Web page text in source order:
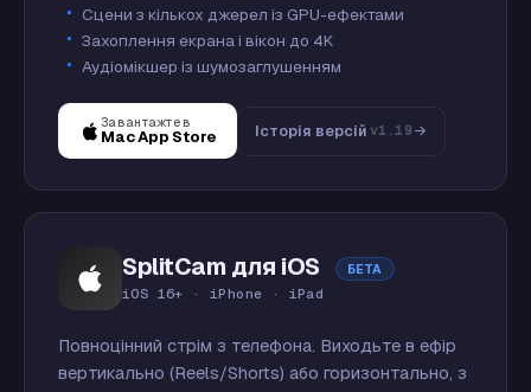
Сцени з кількох джерел із GPU-ефектами
Захоплення екрана і вікон до 4K
Аудіомікшер із шумозаглушенням
Завантажте в
Mac App Store Історія версій v1.19
SplitCam для iOS БЕТА
iOS 16+ · iPhone · iPad
Повноцінний стрім з телефона. Виходьте в ефір
вертикально (Reels/Shorts) або горизонтально, з